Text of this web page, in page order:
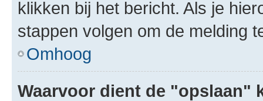
klikken bij het bericht. Als je
stappen volgen om de melding
Omhoog
Waarvoor dient de "opslaan"